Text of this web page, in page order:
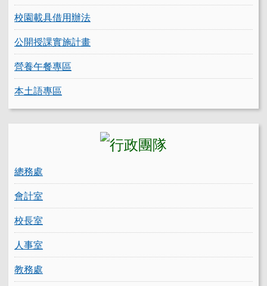
校園載具借用辦法
公開授課實施計畫
營養午餐專區
本土語專區
總務處
會計室
校長室
人事室
教務處